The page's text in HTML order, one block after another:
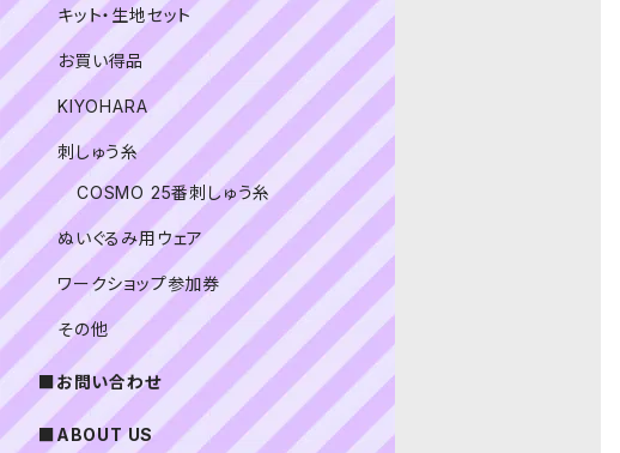
キット・生地セット
お買い得品
KIYOHARA
刺しゅう糸
COSMO 25番刺しゅう糸
ぬいぐるみ用ウェア
ワークショップ参加券
その他
■お問い合わせ
■ABOUT US